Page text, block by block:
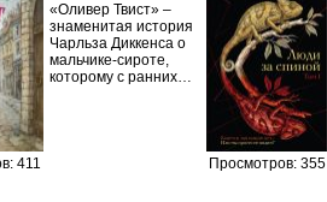
411
«Оливер Твист» –
знаменитая история
Чарльза Диккенса о
мальчике-сироте,
которому с ранних…
Просмотров: 355